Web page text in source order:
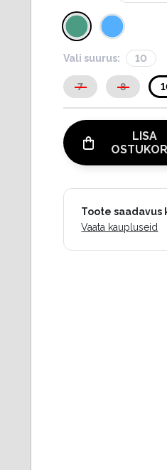
Vali suurus: 10
7 8
LISA
Toote saadavus
Vaata kaupluseid